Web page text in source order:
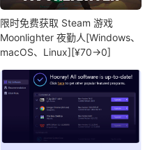
限时免费获取 Steam 游戏
Moonlighter 夜勤人[Windows、
macOS、Linux][¥70→0]